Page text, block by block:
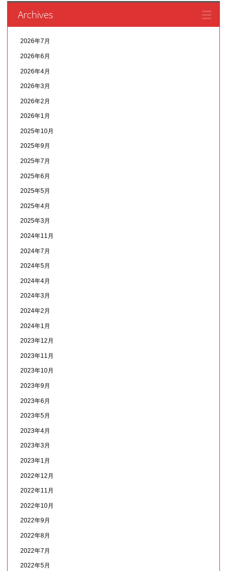
Archives
2026年7月
2026年6月
2026年4月
2026年3月
2026年2月
2026年1月
2025年10月
2025年9月
2025年7月
2025年6月
2025年5月
2025年4月
2025年3月
2024年11月
2024年7月
2024年5月
2024年4月
2024年3月
2024年2月
2024年1月
2023年12月
2023年11月
2023年10月
2023年9月
2023年6月
2023年5月
2023年4月
2023年3月
2023年1月
2022年12月
2022年11月
2022年10月
2022年9月
2022年8月
2022年7月
2022年5月